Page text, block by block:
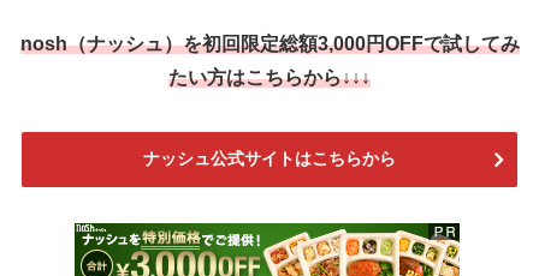
nosh（ナッシュ）を初回限定総額3,000円OFFで試してみ
たい方はこちらから↓↓↓
ナッシュ公式サイトはこちらから